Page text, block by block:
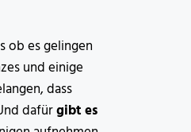
ob es gelingen
und einige
dass
dafürgibt es